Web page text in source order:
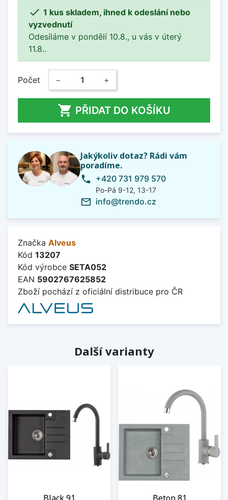
 1 kus skladem, ihned k odeslání nebo
vyzvednutí
Odesíláme v pondělí 10.8., u vás v úterý
11.8..
Počet − +
 PŘIDAT DO KOŠÍKU
Jakýkoliv dotaz? Rádi vám
poradíme.
phone +420 731 979 570
Po-Pá 9-12, 13-17
mail_outline info@trendo.cz
Značka Alveus
Kód 13207
Kód výrobce SETA052
EAN 5902767625852
Zboží pochází z oficiální distribuce pro ČR
Další varianty